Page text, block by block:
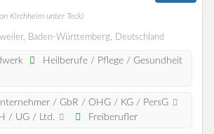
Kirchheim unter Teck)
Baden-Württemberg, Deutschland
Heilberufe / Pflege / Gesundheit
/ GbR / OHG / KG / PersG
/ UG / Ltd.
Freiberufler